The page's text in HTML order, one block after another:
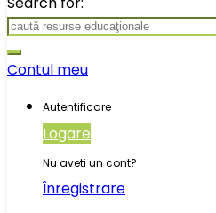
Contul meu
Autentificare
Logare
Nu aveti un cont?
Înregistrare